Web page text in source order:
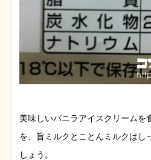
美味しいバニラアイスクリームを
を、旨ミルクとことんミルクはし
しょう。